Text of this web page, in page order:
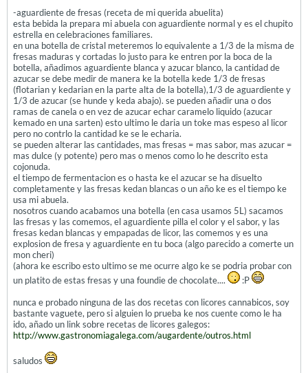
-aguardiente de fresas (receta de mi querida abuelita)
esta bebida la prepara mi abuela con aguardiente normal y es el chupito
estrella en celebraciones familiares.
en una botella de cristal meteremos lo equivalente a 1/3 de la misma de
fresas maduras y cortadas lo justo para ke entren por la boca de la
botella, añadimos aguardiente blanca y azucar blanco, la cantidad de
azucar se debe medir de manera ke la botella kede 1/3 de fresas
(flotarian y kedarian en la parte alta de la botella),1/3 de aguardiente y
1/3 de azucar (se hunde y keda abajo). se pueden añadir una o dos
ramas de canela o en vez de azucar echar caramelo liquido (azucar
kemado en una sarten) esto ultimo le daria un toke mas espeso al licor
pero no contrlo la cantidad ke se le echaria.
se pueden alterar las cantidades, mas fresas = mas sabor, mas azucar =
mas dulce (y potente) pero mas o menos como lo he descrito esta
cojonuda.
el tiempo de fermentacion es o hasta ke el azucar se ha disuelto
completamente y las fresas kedan blancas o un año ke es el tiempo ke
usa mi abuela.
nosotros cuando acabamos una botella (en casa usamos 5L) sacamos
las fresas y las comemos, el aguardiente pilla el color y el sabor, y las
fresas kedan blancas y empapadas de licor, las comemos y es una
explosion de fresa y aguardiente en tu boca (algo parecido a comerte un
mon cheri)
(ahora ke escribo esto ultimo se me ocurre algo ke se podria probar con
un platito de estas fresas y una foundie de chocolate....
:P
nunca e probado ninguna de las dos recetas con licores cannabicos, soy
bastante vaguete, pero si alguien lo prueba ke nos cuente como le ha
ido, añado un link sobre recetas de licores galegos:
http://www.gastronomiagalega.com/augardente/outros.html
saludos